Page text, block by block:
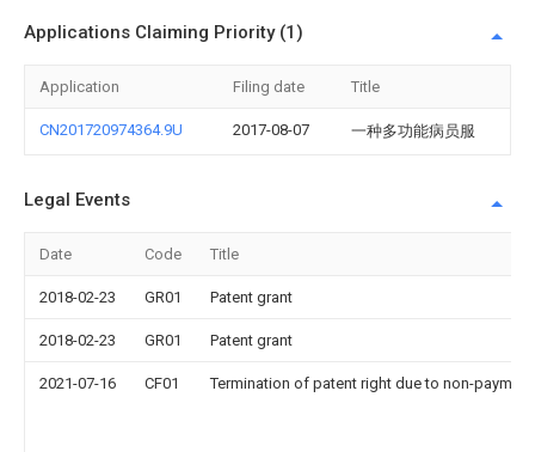
Applications Claiming Priority (1)
Application Filing date Title
CN201720974364.9U 2017-08-07 一种多功能病员服
Legal Events
Date Code Title
2018-02-23 GR01 Patent grant
2018-02-23 GR01 Patent grant
2021-07-16 CF01 Termination of patent right due to non-